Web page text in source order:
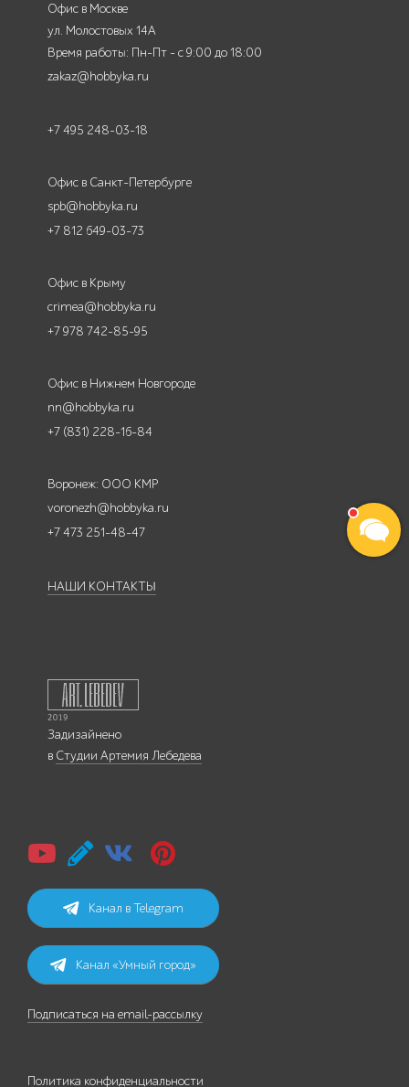
Офис в Москве
ул. Молостовых 14А
Время работы: Пн-Пт - с 9:00 до 18:00
zakaz@hobbyka.ru
+7 495 248-03-18
Офис в Санкт-Петербурге
spb@hobbyka.ru
+7 812 649-03-73
Офис в Крыму
crimea@hobbyka.ru
+7 978 742-85-95
Офис в Нижнем Новгороде
nn@hobbyka.ru
+7 (831) 228-16-84
Воронеж: ООО КМР
voronezh@hobbyka.ru
+7 473 251-48-47
НАШИ КОНТАКТЫ
Задизайнено
в Студии Артемия Лебедева
Канал в Telegram
Канал «Умный город»
Подписаться на email-рассылку
Политика конфиденциальности